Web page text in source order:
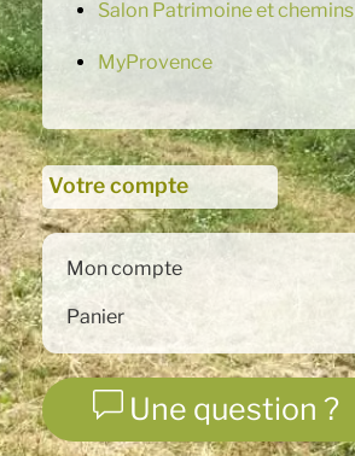
Salon Patrimoine et chemins
MyProvence
Votre compte
Mon compte
Panier
Une question ?